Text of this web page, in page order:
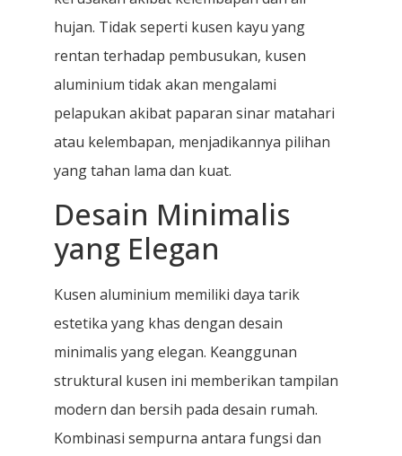
hujan. Tidak seperti kusen kayu yang
rentan terhadap pembusukan, kusen
aluminium tidak akan mengalami
pelapukan akibat paparan sinar matahari
atau kelembapan, menjadikannya pilihan
yang tahan lama dan kuat.
Desain Minimalis
yang Elegan
Kusen aluminium memiliki daya tarik
estetika yang khas dengan desain
minimalis yang elegan. Keanggunan
struktural kusen ini memberikan tampilan
modern dan bersih pada desain rumah.
Kombinasi sempurna antara fungsi dan